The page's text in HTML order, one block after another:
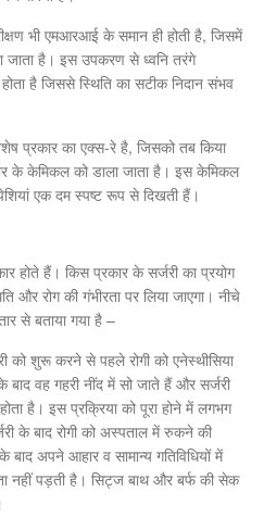
भी एमआरआई के समान ही होती है, जिसमें
है। इस उपकरण से ध्वनि तरंगे
है जिससे स्थिति का सटीक निदान संभव
प्रकार का एक्स-रे है, जिसको तब किया
के केमिकल को डाला जाता है। इस केमिकल
एक दम स्पष्ट रूप से दिखती हैं।
होते हैं। किस प्रकार के सर्जरी का प्रयोग
और रोग की गंभीरता पर लिया जाएगा। नीचे
से बताया गया है –
को शुरू करने से पहले रोगी को एनेस्थीसिया
वह गहरी नींद में सो जाते हैं और सर्जरी
है। इस प्रक्रिया को पूरा होने में लगभग
के बाद रोगी को अस्पताल में रुकने की
अपने आहार व सामान्य गतिविधियों में
नहीं पड़ती है। सिट्ज बाथ और बर्फ की सेक